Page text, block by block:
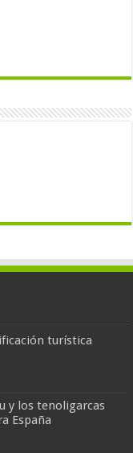
turística
y los tenoligarcas
España